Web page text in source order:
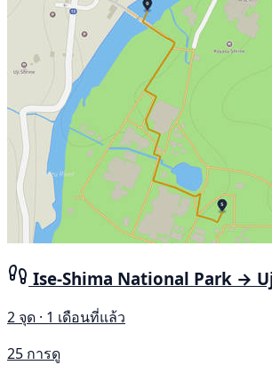
Ise-Shima National Park →
2 จุด · 1 เดือนที่แล้ว
25 การดู